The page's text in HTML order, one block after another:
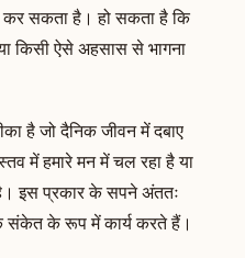
कर सकता है। हो सकता है कि
किसी ऐसे अहसास से भागना
है जो दैनिक जीवन में दबाए
में हमारे मन में चल रहा है या
इस प्रकार के सपने अंततः
संकेत के रूप में कार्य करते हैं।